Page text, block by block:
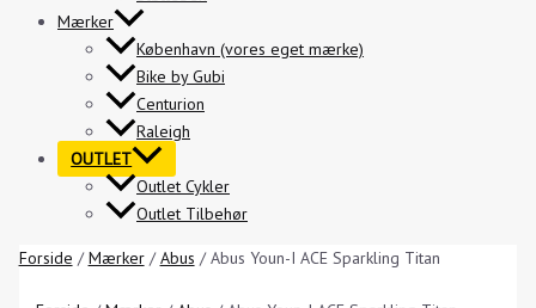
Mærker
København (vores eget mærke)
Bike by Gubi
Centurion
Raleigh
OUTLET
Outlet Cykler
Outlet Tilbehør
Forside /Mærker/Abus / Abus Youn-I ACE Sparkling Titan